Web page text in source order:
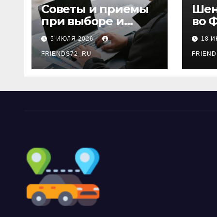
Советы и приемы
при выборе и
бронировании
авиабилетов
5 ИЮЛЯ 2026
FRIENDS72_RU
во
18